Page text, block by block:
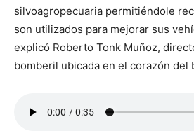
silvoagropecuaria permitiéndole
son utilizados para mejorar sus
explicó Roberto Tonk Muñoz,
bomberil ubicada en el corazón del